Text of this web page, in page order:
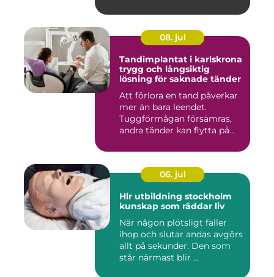
08. jul
Tandimplantat i karlskrona
trygg och långsiktig
lösning för saknade tänder
Att förlora en tand påverkar
mer än bara leendet.
Tuggförmågan försämras,
andra tänder kan flytta på...
06. jul
Hlr utbildning stockholm
kunskap som räddar liv
När någon plötsligt faller
ihop och slutar andas avgörs
allt på sekunder. Den som
står närmast blir ...